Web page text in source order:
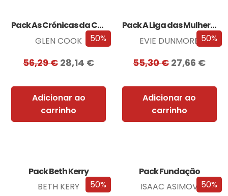
50%
Pack As Crónicas da Companhia Negra
GLEN COOK
56,29€28,14 €
Adicionar ao
carrinho
50%
Pack A Liga das Mulheres Extraordinárias
EVIE DUNMORE
55,30€27,66 €
Adicionar ao
carrinho
50%
Pack Beth Kerry
BETH KERY
50%
Pack Fundação
ISAAC ASIMOV